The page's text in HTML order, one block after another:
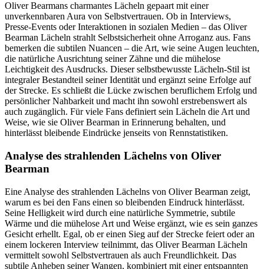
Oliver Bearmans charmantes Lächeln gepaart mit einer
unverkennbaren Aura von Selbstvertrauen. Ob in Interviews,
Presse-Events oder Interaktionen in sozialen Medien – das Oliver
Bearman Lächeln strahlt Selbstsicherheit ohne Arroganz aus. Fans
bemerken die subtilen Nuancen – die Art, wie seine Augen leuchten,
die natürliche Ausrichtung seiner Zähne und die mühelose
Leichtigkeit des Ausdrucks. Dieser selbstbewusste Lächeln-Stil ist
integraler Bestandteil seiner Identität und ergänzt seine Erfolge auf
der Strecke. Es schließt die Lücke zwischen beruflichem Erfolg und
persönlicher Nahbarkeit und macht ihn sowohl erstrebenswert als
auch zugänglich. Für viele Fans definiert sein Lächeln die Art und
Weise, wie sie Oliver Bearman in Erinnerung behalten, und
hinterlässt bleibende Eindrücke jenseits von Rennstatistiken.
Analyse des strahlenden Lächelns von Oliver
Bearman
Eine Analyse des strahlenden Lächelns von Oliver Bearman zeigt,
warum es bei den Fans einen so bleibenden Eindruck hinterlässt.
Seine Helligkeit wird durch eine natürliche Symmetrie, subtile
Wärme und die mühelose Art und Weise ergänzt, wie es sein ganzes
Gesicht erhellt. Egal, ob er einen Sieg auf der Strecke feiert oder an
einem lockeren Interview teilnimmt, das Oliver Bearman Lächeln
vermittelt sowohl Selbstvertrauen als auch Freundlichkeit. Das
subtile Anheben seiner Wangen, kombiniert mit einer entspannten